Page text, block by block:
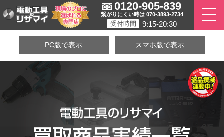
0120-905-839
繋がりにくい時は 070-3893-2734
受付時間 9:15-20:30
PC版で表示 スマホ版で表示